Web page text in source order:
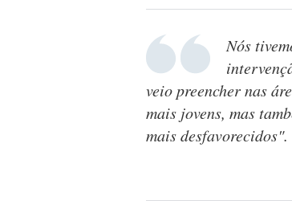
Nós
veio preencher nas
mais jovens, mas
mais desfavorecidos".